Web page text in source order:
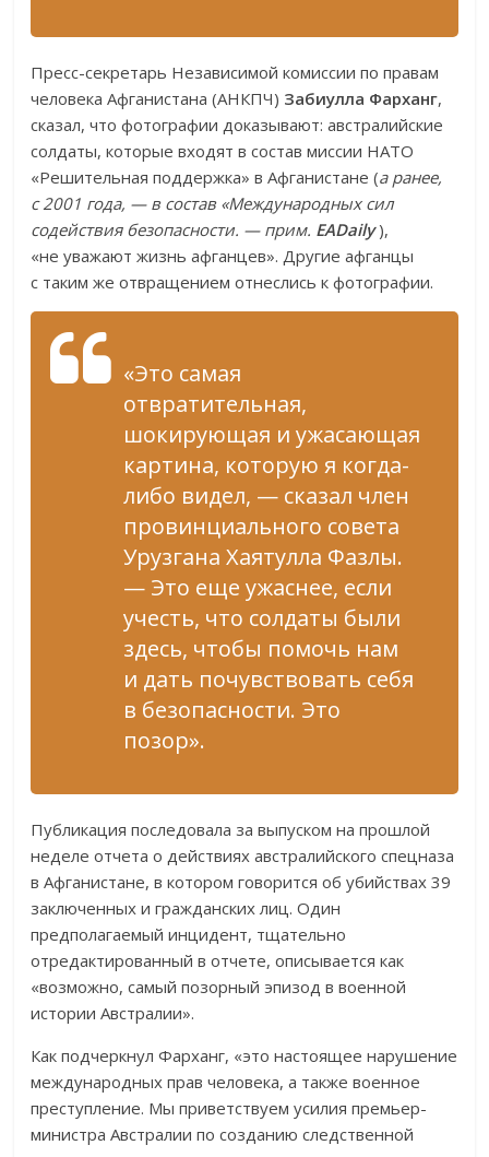
Пресс-секретарь Независимой комиссии по правам
человека Афганистана (АНКПЧ) Забиулла Фарханг,
сказал, что фотографии доказывают: австралийские
солдаты, которые входят в состав миссии НАТО
«Решительная поддержка» в Афганистане (а ранее,
с 2001 года, — в состав «Международных сил
содействия безопасности. — прим. EADaily ),
«не уважают жизнь афганцев». Другие афганцы
с таким же отвращением отнеслись к фотографии.
«Это самая
отвратительная,
шокирующая и ужасающая
картина, которую я когда-
либо видел, — сказал член
провинциального совета
Урузгана Хаятулла Фазлы.
— Это еще ужаснее, если
учесть, что солдаты были
здесь, чтобы помочь нам
и дать почувствовать себя
в безопасности. Это
позор».
Публикация последовала за выпуском на прошлой
неделе отчета о действиях австралийского спецназа
в Афганистане, в котором говорится об убийствах 39
заключенных и гражданских лиц. Один
предполагаемый инцидент, тщательно
отредактированный в отчете, описывается как
«возможно, самый позорный эпизод в военной
истории Австралии».
Как подчеркнул Фарханг, «это настоящее нарушение
международных прав человека, а также военное
преступление. Мы приветствуем усилия премьер-
министра Австралии по созданию следственной